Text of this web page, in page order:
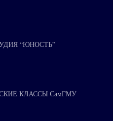
“ЮНОСТЬ”
КЛАССЫ СамГМУ